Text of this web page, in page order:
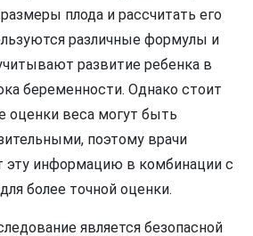
плода и рассчитать его
различные формулы и
развитие ребенка в
беременности. Однако стоит
оценки веса могут быть
поэтому врачи
эту информацию в комбинации с
более точной оценки.
является безопасной